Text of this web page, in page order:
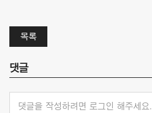
목록
댓글
댓글을 작성하려면 로그인 해주세요.